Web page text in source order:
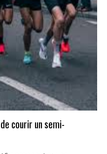
courir un semi-